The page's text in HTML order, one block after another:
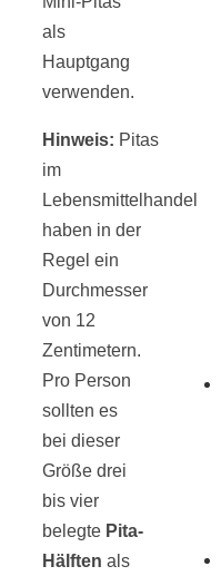
als
Hauptgang
verwenden.
Hinweis: Pitas
im
Lebensmittelhandel
haben in der
Regel ein
Durchmesser
von 12
Zentimetern.
Pro Person
sollten es
bei dieser
Größe drei
bis vier
belegte Pita-
Hälften als